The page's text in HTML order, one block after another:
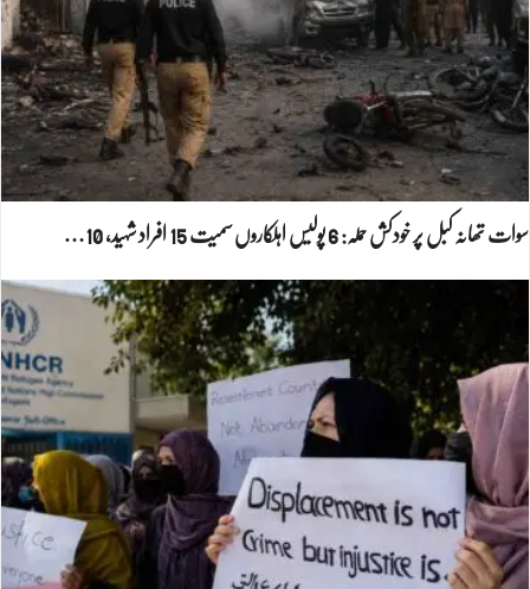
سوات تھانہ کبل پر خودکش حملہ: 6 پولیس اہلکاروں سمیت 15 افراد شہید، 10…